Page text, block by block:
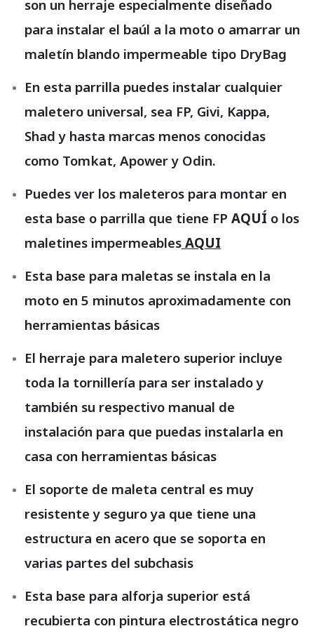
son un herraje especialmente diseñado
para instalar el baúl a la moto o amarrar un
maletín blando impermeable tipo DryBag
En esta parrilla puedes instalar cualquier
maletero universal, sea FP, Givi, Kappa,
Shad y hasta marcas menos conocidas
como Tomkat, Apower y Odin.
Puedes ver los maleteros para montar en
esta base o parrilla que tiene FP AQUÍ o los
maletines impermeables AQUI
Esta base para maletas se instala en la
moto en 5 minutos aproximadamente con
herramientas básicas
El herraje para maletero superior incluye
toda la tornillería para ser instalado y
también su respectivo manual de
instalación para que puedas instalarla en
casa con herramientas básicas
El soporte de maleta central es muy
resistente y seguro ya que tiene una
estructura en acero que se soporta en
varias partes del subchasis
Esta base para alforja superior está
recubierta con pintura electrostática negro